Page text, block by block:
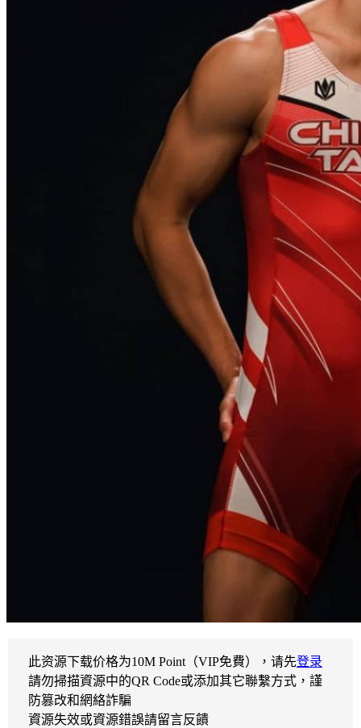
此资源下载价格为10M Point（VIP免費），请先登录
請勿掃描資源中的QR Code或添加其它聯繫方式，謹
防篡改和網絡詐騙
資源失效或資源錯誤請留言反饋